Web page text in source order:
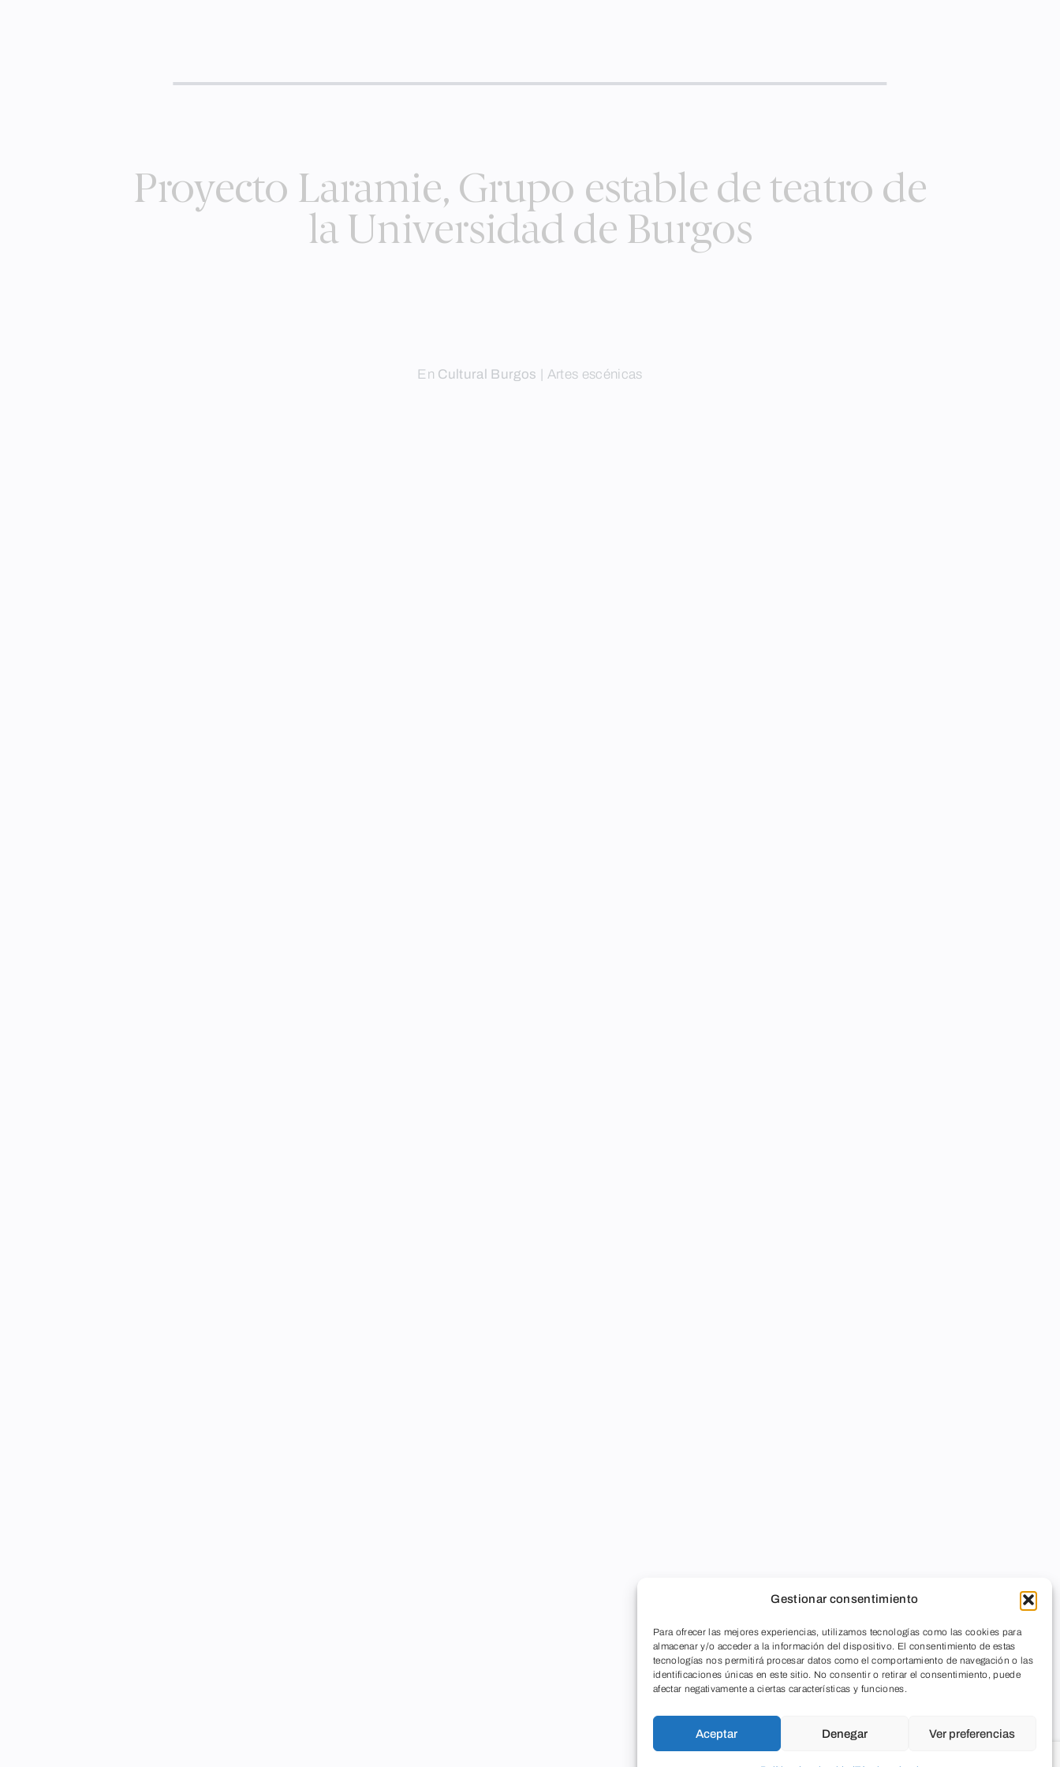
Gestionar consentimiento
Para ofrecer las mejores experiencias, utilizamos tecnologías como las cookies para
almacenar y/o acceder a la información del dispositivo. El consentimiento de estas
tecnologías nos permitirá procesar datos como el comportamiento de navegación o las
identificaciones únicas en este sitio. No consentir o retirar el consentimiento, puede
afectar negativamente a ciertas características y funciones.
Aceptar Denegar Ver preferencias
Proyecto Laramie, Grupo estable de teatro de
la Universidad de Burgos
En Cultural Burgos Artes escénicas